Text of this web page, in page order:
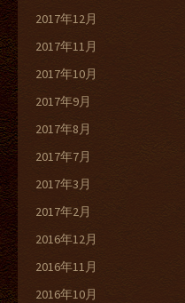
2017年12月
2017年11月
2017年10月
2017年9月
2017年8月
2017年7月
2017年3月
2017年2月
2016年12月
2016年11月
2016年10月